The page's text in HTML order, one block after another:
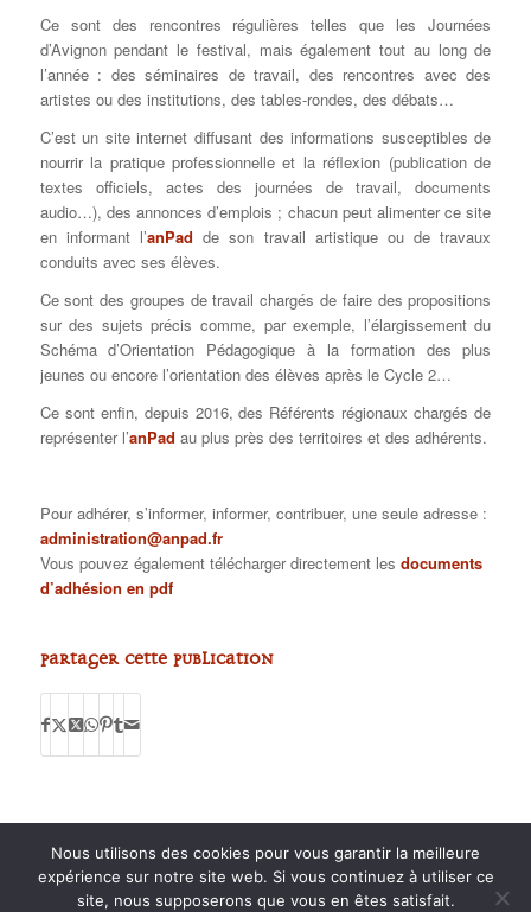
Ce sont des rencontres régulières telles que les Journées
d’Avignon pendant le festival, mais également tout au long de
l’année : des séminaires de travail, des rencontres avec des
artistes ou des institutions, des tables-rondes, des débats…
C’est un site internet diffusant des informations susceptibles de
nourrir la pratique professionnelle et la réflexion (publication de
textes officiels, actes des journées de travail, documents
audio…), des annonces d’emplois ; chacun peut alimenter ce site
en informant l’anPad de son travail artistique ou de travaux
conduits avec ses élèves.
Ce sont des groupes de travail chargés de faire des propositions
sur des sujets précis comme, par exemple, l’élargissement du
Schéma d’Orientation Pédagogique à la formation des plus
jeunes ou encore l’orientation des élèves après le Cycle 2…
Ce sont enfin, depuis 2016, des Référents régionaux chargés de
représenter l’anPad au plus près des territoires et des adhérents.
Pour adhérer, s’informer, informer, contribuer, une seule adresse :
administration@anpad.fr
Vous pouvez également télécharger directement les documents
d’adhésion en pdf
Partager cette publication
Nous utilisons des cookies pour vous garantir la meilleure
expérience sur notre site web. Si vous continuez à utiliser ce
site, nous supposerons que vous en êtes satisfait.